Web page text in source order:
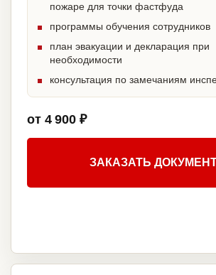
пожаре для точки фастфуда
программы обучения сотрудников
план эвакуации и декларация при
необходимости
консультация по замечаниям
от 4 900 ₽
ЗАКАЗАТЬ